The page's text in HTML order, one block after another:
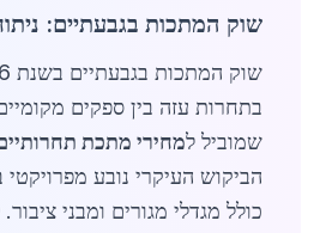
שוק המתכות בגבעתיים:
בתחרות עזה בין ספקים
שמוביל למחירי מתכת
הביקוש העיקרי נובע מפרויקטי
כולל מגדלי מגורים ומבני